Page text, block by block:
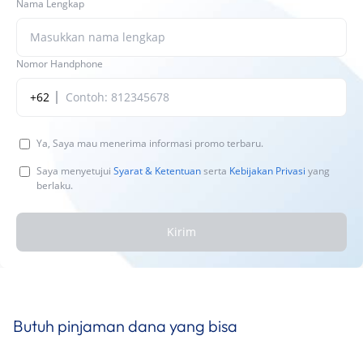
Nama Lengkap
Nomor Handphone
+62
Ya, Saya mau menerima informasi promo terbaru.
Saya menyetujui Syarat & Ketentuanserta Kebijakan Privasi yang
berlaku.
Kirim
Butuh pinjaman dana yang bisa